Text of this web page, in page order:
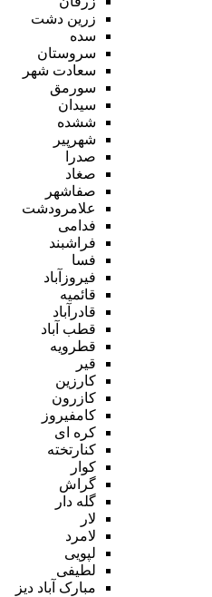
زرین دشت
سده
سروستان
سعادت شهر
سورمق
سیدان
ششده
شهرپیر
صدرا
صغاد
صفاشهر
علامرودشت
فدامی
فراشبند
فسا
فیروزآباد
قائمیه
قادرآباد
قطب آباد
قطرویه
قیر
کارزین
کازرون
کامفیروز
کره ای
کنارتخته
کوار
گراش
گله دار
لار
لامرد
لپویی
لطیفی
مبارک آباد دیز